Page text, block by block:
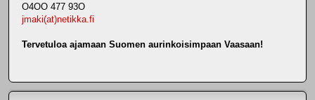
O4OO 477 93O
jmaki(at)netikka.fi
Tervetuloa ajamaan Suomen aurinkoisimpaan Vaasaan!